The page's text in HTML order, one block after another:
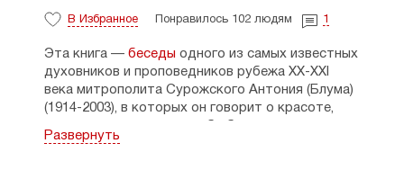
В Избранное Понравилось 102 людям 1
Эта книга — беседы одного из самых известных
духовников и проповедников рубежа XX-XXI
века митрополита Сурожского Антония (Блума)
(1914-2003), в которых он говорит о красоте,
реальности, о том, чем безобразие отличается
Развернуть